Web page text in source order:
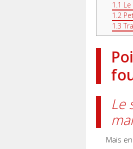
1.1
1.2
1.3
Le
Mais